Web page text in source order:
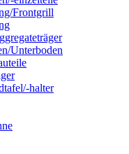
Frontgrill
Unterboden
halter